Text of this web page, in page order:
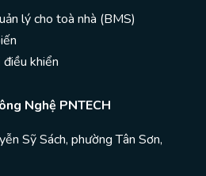
lý cho toà nhà (BMS)
khiển
Nghệ PNTECH
Sỹ Sách, phường Tân Sơn,